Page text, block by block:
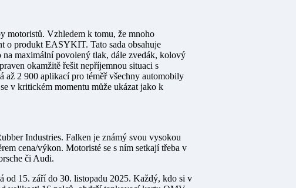
motoristů. Vzhledem k tomu, že mnoho
o produkt EASYKIT. Tato sada obsahuje
maximální povolený tlak, dále zvedák, kolový
okamžitě řešit nepříjemnou situaci s
2 900 aplikací pro téměř všechny automobily
v kritickém momentu může ukázat jako k
Industries. Falken je známý svou vysokou
cena/výkon. Motoristé se s ním setkají třeba v
či Audi.
od 15. září do 30. listopadu 2025. Každý, kdo si v